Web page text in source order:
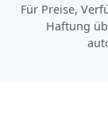
Für Preise,
Haftung